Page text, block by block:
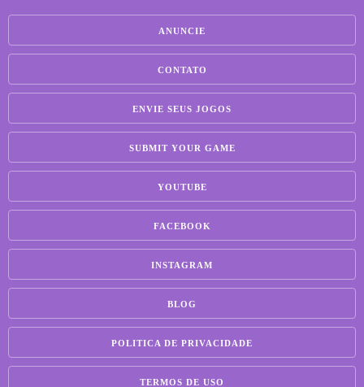
ANUNCIE
CONTATO
ENVIE SEUS JOGOS
SUBMIT YOUR GAME
YOUTUBE
FACEBOOK
INSTAGRAM
BLOG
POLITICA DE PRIVACIDADE
TERMOS DE USO